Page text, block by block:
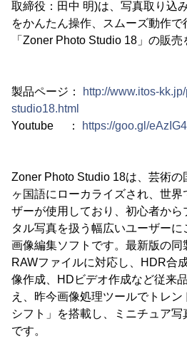
取締役：田中 明)は、写真取り込
をかんたん操作、スムーズ動作で
「Zoner Photo Studio 18」の販売
製品ページ：
http://www.itos-
studio18.html
Youtube ：
https://goo.gl/eAzIG4
Zoner Photo Studio 18は、芸術
ヶ国語にローカライズされ、世
ザーが使用しており、初心者か
タル写真を扱う幅広いユーザー
画像編集ソフトです。最新版の
RAWファイルに対応し、HDR合
像作成、HDビデオ作成など従来
え、昨今画像処理ツールでトレン
シフト」を搭載し、ミニチュア
です。